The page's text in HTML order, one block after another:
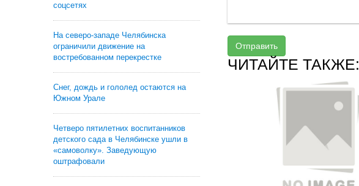
соцсетях
На северо-западе Челябинска
ограничили движение на
востребованном перекрестке
Снег, дождь и гололед остаются на
Южном Урале
Четверо пятилетних воспитанников
детского сада в Челябинске ушли в
«самоволку». Заведующую
оштрафовали
Отправить
ЧИТАЙТЕ ТАКЖЕ: